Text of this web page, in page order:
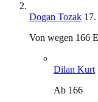
Dogan Tozak
Von wegen 166
Dilan Kurt
Ab 166